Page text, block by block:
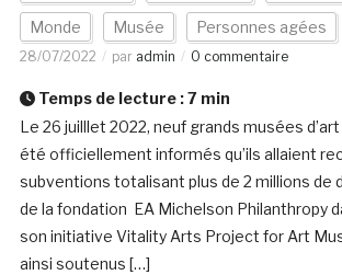
Monde Musée Personnes agées
28/07/2022 par admin 0 commentaire
Temps de lecture :7 min
Le 26 juilllet 2022, neuf grands musées
été officiellement informés qu’ils allaient
subventions totalisant plus de 2 millions de
de la fondation EA Michelson Philanthropy
son initiative Vitality Arts Project for Art
ainsi soutenus […]